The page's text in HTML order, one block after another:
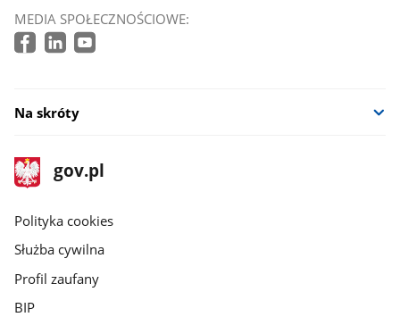
MEDIA SPOŁECZNOŚCIOWE:
Na skróty
stopka
gov.pl
Strona
gov.pl
gov.pl
Polityka cookies
Służba cywilna
Profil zaufany
BIP